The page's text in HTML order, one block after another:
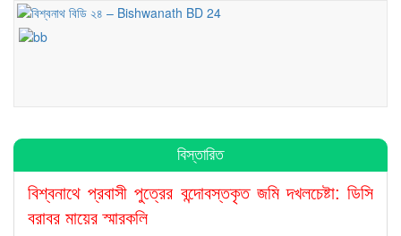
বিস্তারিত
বিশ্বনাথে প্রবাসী পুত্রের বন্দোবস্তকৃত জমি দখলচেষ্টা: ডিসি
বরাবর মায়ের স্মারকলি